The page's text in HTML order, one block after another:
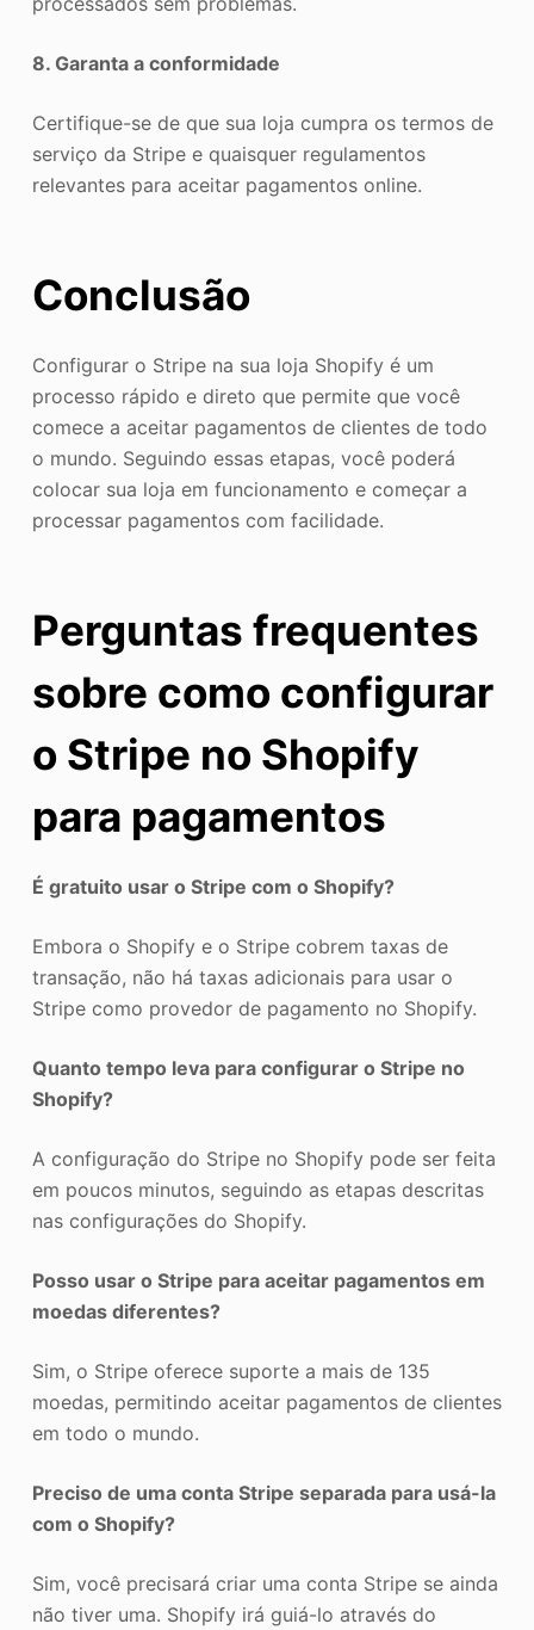
8. Garanta a conformidade
Certifique-se de que sua loja cumpra os termos de
serviço da Stripe e quaisquer regulamentos
relevantes para aceitar pagamentos online.
Conclusão
Configurar o Stripe na sua loja Shopify é um
processo rápido e direto que permite que você
comece a aceitar pagamentos de clientes de todo
o mundo. Seguindo essas etapas, você poderá
colocar sua loja em funcionamento e começar a
processar pagamentos com facilidade.
Perguntas frequentes
sobre como configurar
o Stripe no Shopify
para pagamentos
É gratuito usar o Stripe com o Shopify?
Embora o Shopify e o Stripe cobrem taxas de
transação, não há taxas adicionais para usar o
Stripe como provedor de pagamento no Shopify.
Quanto tempo leva para configurar o Stripe no
Shopify?
A configuração do Stripe no Shopify pode ser feita
em poucos minutos, seguindo as etapas descritas
nas configurações do Shopify.
Posso usar o Stripe para aceitar pagamentos em
moedas diferentes?
Sim, o Stripe oferece suporte a mais de 135
moedas, permitindo aceitar pagamentos de clientes
em todo o mundo.
Preciso de uma conta Stripe separada para usá-la
com o Shopify?
Sim, você precisará criar uma conta Stripe se ainda
não tiver uma. Shopify irá guiá-lo através do